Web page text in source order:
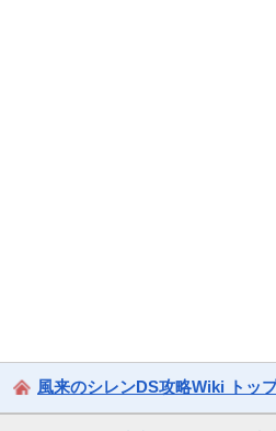
風来のシレンDS攻略Wiki トッ